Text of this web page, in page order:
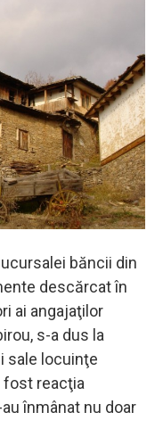
băncii din
descărcat în
ai angajaţilor
s-a dus la
sale locuinţe
fost reacţia
înmânat nu doar